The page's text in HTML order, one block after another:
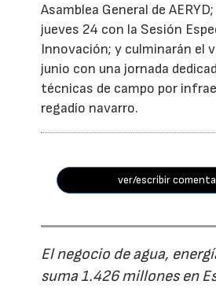
Asamblea General de
jueves 24 con la Sesión
Innovación; y culminarán el
junio con una jornada
técnicas de campo por
regadío navarro.
ver/escribir
El negocio de agua,
suma 1.426 millones en